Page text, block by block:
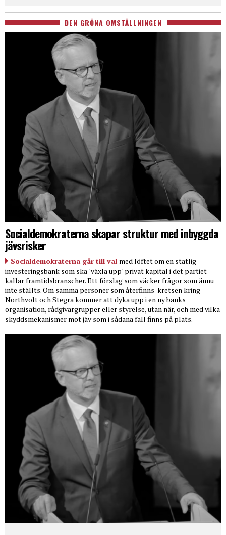
DEN GRÖNA OMSTÄLLNINGEN
Socialdemokraterna skapar struktur med inbyggda
jävsrisker
Socialdemokraterna går till val med löftet om en statlig
investeringsbank som ska "växla upp" privat kapital i det partiet
kallar framtidsbranscher. Ett förslag som väcker frågor som ännu
inte ställts. Om samma personer som återfinns kretsen kring
Northvolt och Stegra kommer att dyka upp i en ny banks
organisation, rådgivargrupper eller styrelse, utan när, och med vilka
skyddsmekanismer mot jäv som i sådana fall finns på plats.